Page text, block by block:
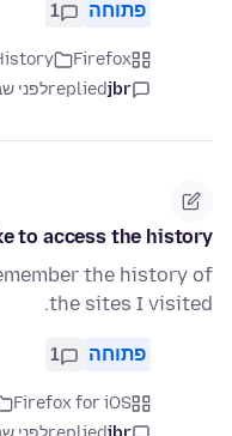
פתוחה 1
Firefox
jbr
repliedלפני
to access the history
the history of
the sites I visited.
פתוחה 1
Firefox for iOS